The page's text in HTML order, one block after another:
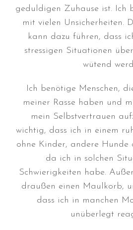
Juli
April
März
geduldigen Zuhause ist. Ich
mit vielen Unsicherheiten.
kann dazu führen, dass
stressigen Situationen
wütend
Ich benötige Menschen,
meiner Rasse haben und
mein Selbstvertrauen
wichtig, dass ich in einem
ohne Kinder, andere Hunde
da ich in solchen
Schwierigkeiten habe.
draußen einen Maulkorb,
dass ich in manchen
unüberlegt